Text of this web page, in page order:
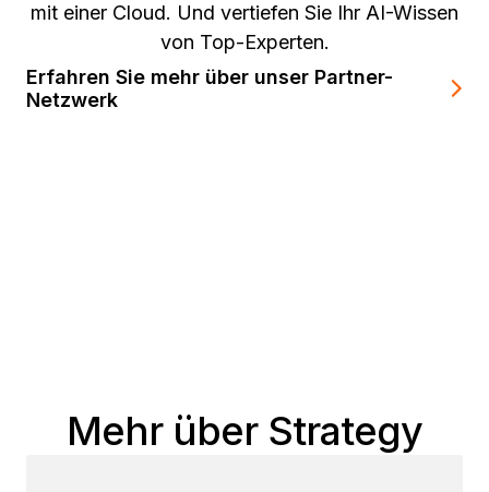
mit einer Cloud. Und vertiefen Sie Ihr AI-Wissen
von Top-Experten.
Erfahren Sie mehr über unser Partner-
Netzwerk
Mehr über Strategy